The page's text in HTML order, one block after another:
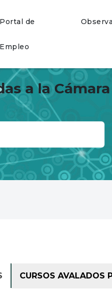
Portal de
Empleo
a la
CURSOS AVALADOS